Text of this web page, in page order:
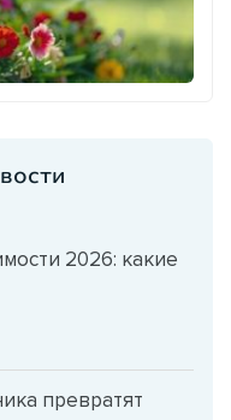
2026: какие
превратят